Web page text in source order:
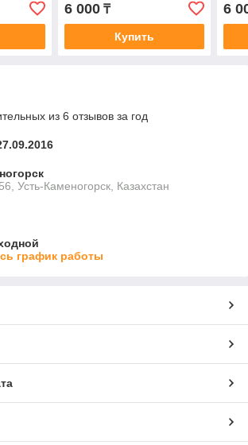
6 000₸
Купить
6
из 6 отзывов за год
Усть-Каменогорск, Казахстан
график работы